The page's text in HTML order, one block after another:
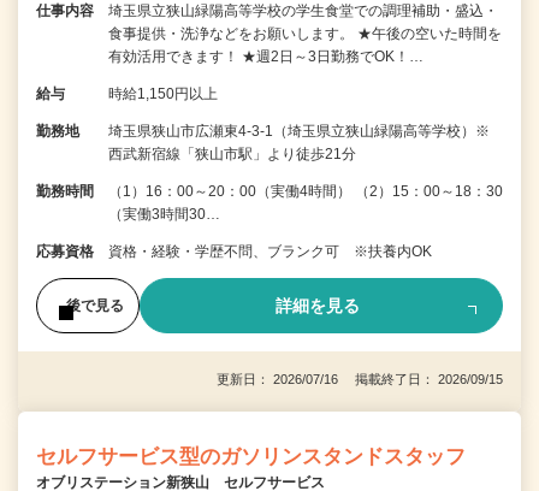
仕事内容
埼玉県立狭山緑陽高等学校の学生食堂での調理補助・盛込・
食事提供・洗浄などをお願いします。 ★午後の空いた時間を
有効活用できます！ ★週2日～3日勤務でOK！…
給与 時給1,150円以上
勤務地
埼玉県狭山市広瀬東4-3-1（埼玉県立狭山緑陽高等学校）※
西武新宿線「狭山市駅」より徒歩21分
勤務時間
（1）16：00～20：00（実働4時間） （2）15：00～18：30
（実働3時間30…
応募資格 資格・経験・学歴不問、ブランク可 ※扶養内OK
後で見る 詳細を見る
更新日： 2026/07/16 掲載終了日： 2026/09/15
セルフサービス型のガソリンスタンドスタッフ
オブリステーション新狭山 セルフサービス